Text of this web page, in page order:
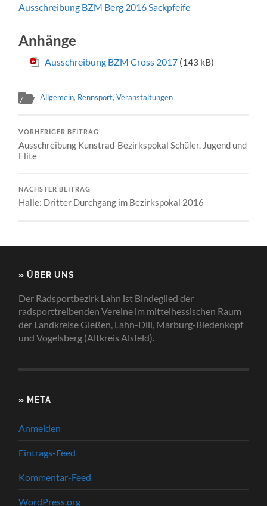
Ausschreibung BZM Berg 2016 Sackpfeife
Anhänge
Ausschreibung BZM Cross 2017 (143 kB)
Allgemein, Rennsport,Veranstaltungen
VORHERIGER BEITRAG
Ausschreibung Kunstrad-Bezirkspokal Schüler, Jugend und
Elite
NÄCHSTER BEITRAG
Halle: Dritter Durchgang im Bezirkspokal 2016
» ÜBER UNS
Der Radsportbezirk Lahn ist Bindeglied der
radsporttreibenden Vereine im mittelhessischen Raum
der Landkreise Gießen, Lahn-Dill, Marburg-Biedenkopf
und Vogelsberg (Altkreis Alsfeld).
» META
Anmelden
Eintrags-Feed
Kommentar-Feed
WordPress.org